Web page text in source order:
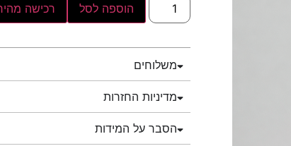
הוספה לסל רכישה
משלוחים
מדיניות החזרות
הסבר על המידות